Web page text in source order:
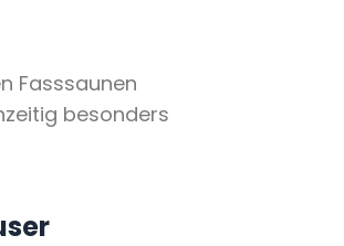
Fasssaunen
besonders